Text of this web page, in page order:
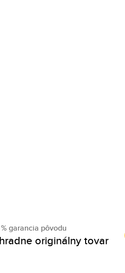
garancia pôvodu
originálny tovar